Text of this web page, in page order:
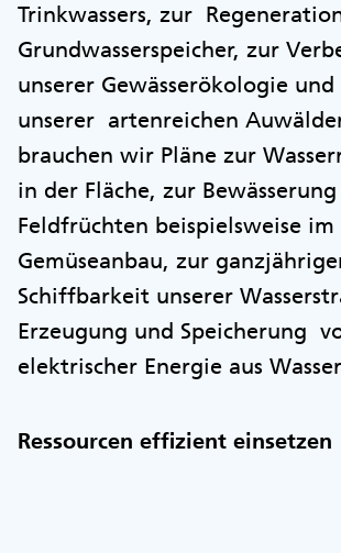
Trinkwassers, zur
Grundwasserspeicher, zur
unserer Gewässerökologie und
unserer artenreichen
brauchen wir Pläne zur
in der Fläche, zur
Feldfrüchten beispielsweise im
Gemüseanbau, zur
Schiffbarkeit unserer
Erzeugung und Speicherung
elektrischer Energie aus
Ressourcen effizient einsetzen